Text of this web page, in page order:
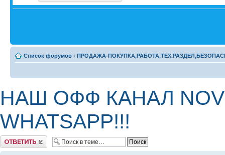
Список форумов ‹ ПРОДАЖА-
НАШ ОФФ КАНАЛ
WHATSAPP!!!
Комментировать